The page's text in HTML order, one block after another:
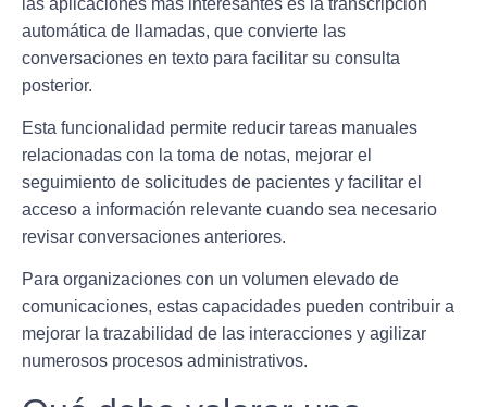
automática de llamadas, que convierte las
conversaciones en texto para facilitar su consulta
posterior.
Esta funcionalidad permite reducir tareas manuales
relacionadas con la toma de notas, mejorar el
seguimiento de solicitudes de pacientes y facilitar el
acceso a información relevante cuando sea necesario
revisar conversaciones anteriores.
Para organizaciones con un volumen elevado de
comunicaciones, estas capacidades pueden contribuir a
mejorar la trazabilidad de las interacciones y agilizar
numerosos procesos administrativos.